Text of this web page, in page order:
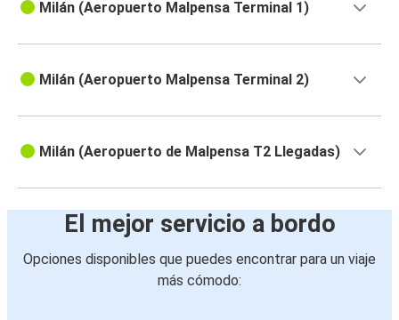
Milán (Aeropuerto Malpensa Terminal 1)
Milán (Aeropuerto Malpensa Terminal 2)
Milán (Aeropuerto de Malpensa T2 Llegadas)
El mejor servicio a bordo
Opciones disponibles que puedes encontrar para un viaje
más cómodo: